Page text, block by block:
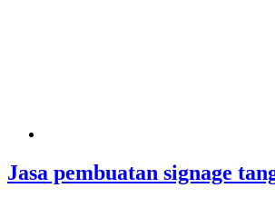
Jasa pembuatan signage